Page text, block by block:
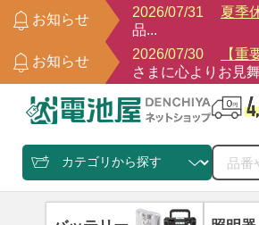
お知らせ
2026/07/31 夏季
品...
お知らせ
2026/07/30 【重
さまに心よりお見